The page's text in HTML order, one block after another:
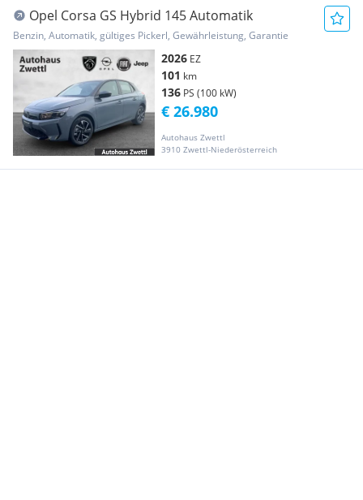
Opel Corsa GS Hybrid 145 Automatik
Benzin, Automatik, gültiges Pickerl, Gewährleistung, Garantie
2026 EZ
101 km
136 PS (100 kW)
Autohaus Zwettl
3910 Zwettl-Niederösterreich
€ 26.980